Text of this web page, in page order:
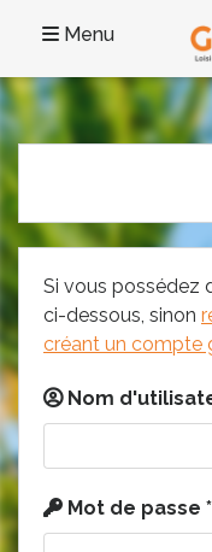
Menu
Si vous possédez
ci-dessous, sinon
créant un compte
Nom
Mot de passe *